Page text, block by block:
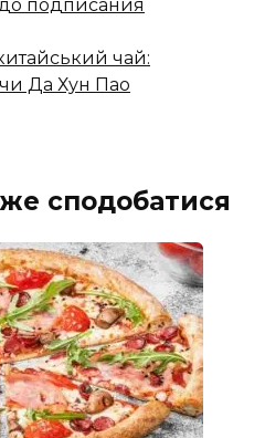
подписания
чай:
Да Хун Пао
сподобатися